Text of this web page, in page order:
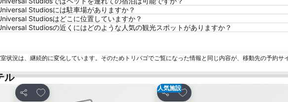
Studiosには駐車場がありますか？
Studiosはどこに位置していますか？
Studiosの近くにはどのような人気の観光スポットがありますか？
状況は、継続的に変化しています。そのためトリバゴでご覧になった情報と同じ内容が、移動先の予約サ
ル
シェア
お気に入りに追加 人気施設
シェア
お気に入りに追加